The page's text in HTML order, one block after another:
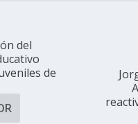
del
de